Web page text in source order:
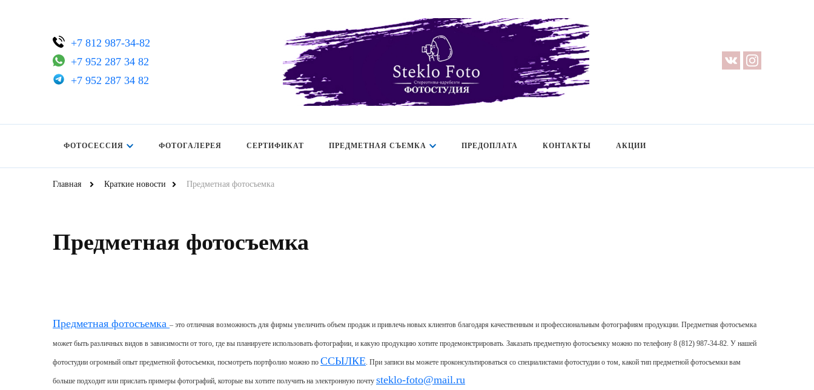
+7 812 987-34-82
+7 952 287 34 82
+7 952 287 34 82
Сертификат на фотосессию
ФОТОСЕССИЯ ФОТОГАЛЕРЕЯ СЕРТИФИКАТ ПРЕДМЕТНАЯ СЪЕМКА ПРЕДОПЛАТА КОНТАКТЫ АКЦИИ
Главная Краткие новости Предметная фотосъемка
Предметная фотосъемка
Предметная фотосъемка – это отличная возможность для фирмы увеличить объем продаж и привлечь новых клиентов благодаря качественным и профессиональным фотографиям продукции. Предметная фотосъемка
может быть различных видов в зависимости от того, где вы планируете использовать фотографии, и какую продукцию хотите продемонстрировать. Заказать предметную фотосъемку можно по телефону 8 (812) 987-34-82. У нашей
фотостудии огромный опыт предметной фотосъемки , посмотреть портфолио можно по ССЫЛКЕ . При записи вы можете проконсультироваться со специалистами фотостудии о том, какой тип предметной фотосъемки вам
больше подходит или прислать примеры фотографий, которые вы хотите получить на электронную почту steklo-foto@mail.ru